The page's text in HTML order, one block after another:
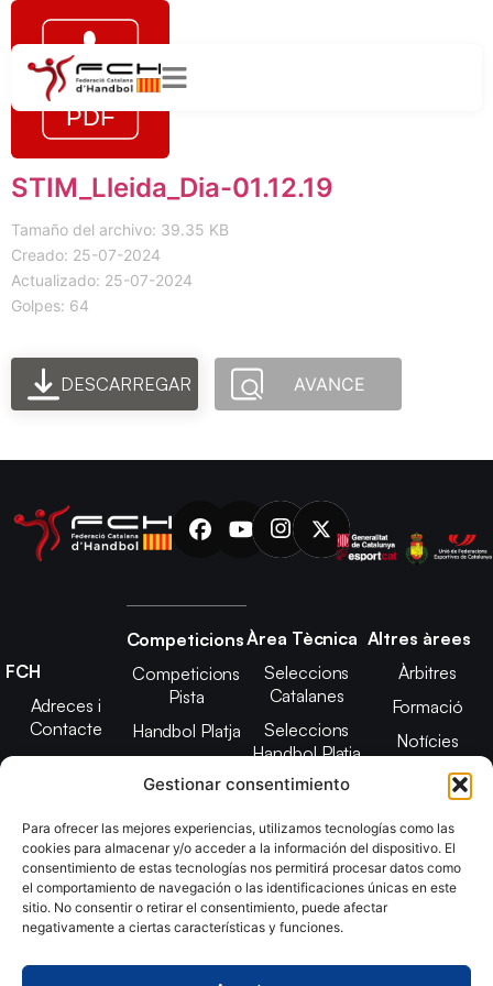
Gestionar consentimiento
Para ofrecer las mejores experiencias, utilizamos tecnologías como las
cookies para almacenar y/o acceder a la información del dispositivo. El
consentimiento de estas tecnologías nos permitirá procesar datos como
el comportamiento de navegación o las identificaciones únicas en este
sitio. No consentir o retirar el consentimiento, puede afectar
negativamente a ciertas características y funciones.
STIM_Lleida_Dia-01.12.19
Tamaño del archivo: 39.35 KB
Creado: 25-07-2024
Actualizado: 25-07-2024
Golpes: 64
DESCARREGAR AVANCE
FCH
Adreces i
Contacte
Junta Directiva
2025
Estatuts
Transparència
Imatge
Competicions
Competicions
Pista
Handbol Platja
Àrea Tècnica
Seleccions
Catalanes
Seleccions
Handbol Platja
Tecnificació
CATH
Promoció
Altres àrees
Àrbitres
Formació
Notícies
Adreces de
contacte